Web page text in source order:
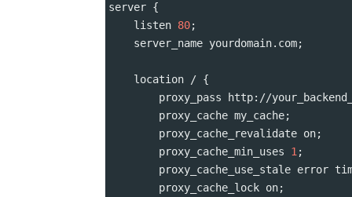
server {
    listen
80;
    server_name yourdomain.com;
    location / {
proxy_pass http://
        proxy_cache my_cache;
        proxy_cache_revalidate on;
        proxy_cache_min_uses
1 ;
proxy_cache_use_stale error
        proxy_cache_lock on;